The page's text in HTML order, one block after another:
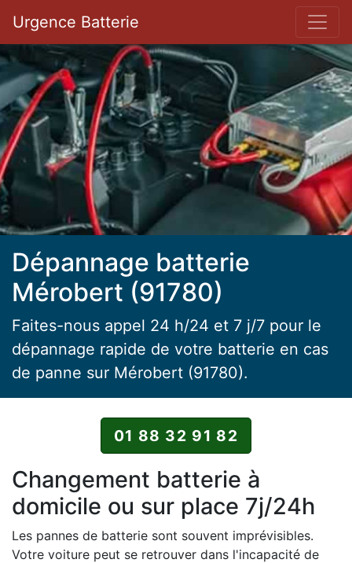
Urgence Batterie Bar
Dépannage batterie
Mérobert (91780)
Faites-nous appel 24 h/24 et 7 j/7 pour le
dépannage rapide de votre batterie en cas
de panne sur Mérobert (91780).
01 88 32 91 82
Changement batterie à
domicile ou sur place 7j/24h
Les pannes de batterie sont souvent imprévisibles.
Votre voiture peut se retrouver dans l'incapacité de